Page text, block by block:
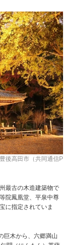
後高田市（共同通信P
最古の木造建築物で
院鳳凰堂、平泉中尊
に指定されていま
巨木から、六郷満山